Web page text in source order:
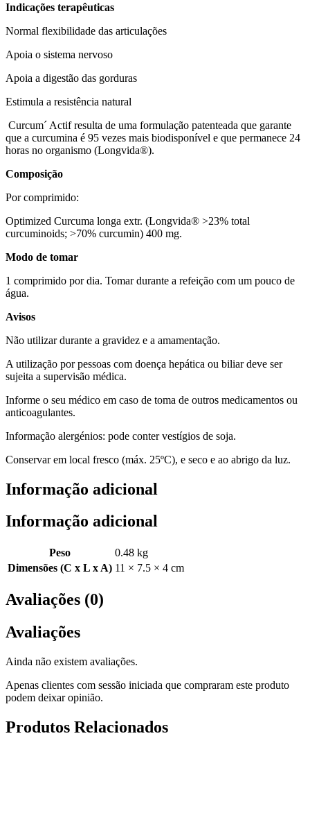
Indicações terapêuticas
Normal flexibilidade das articulações
Apoia o sistema nervoso
Apoia a digestão das gorduras
Estimula a resistência natural
Curcum´ Actif resulta de uma formulação patenteada que garante
que a curcumina é 95 vezes mais biodisponível e que permanece 24
horas no organismo (Longvida®).
Composição
Por comprimido:
Optimized Curcuma longa extr. (Longvida® >23% total
curcuminoids; >70% curcumin) 400 mg.
Modo de tomar
1 comprimido por dia. Tomar durante a refeição com um pouco de
água.
Avisos
Não utilizar durante a gravidez e a amamentação.
A utilização por pessoas com doença hepática ou biliar deve ser
sujeita a supervisão médica.
Informe o seu médico em caso de toma de outros medicamentos ou
anticoagulantes.
Informação alergénios: pode conter vestígios de soja.
Conservar em local fresco (máx. 25ºC), e seco e ao abrigo da luz.
Informação adicional
Informação adicional
Peso
0.48 kg
Dimensões (C x L x A) 11 × 7.5 × 4 cm
Avaliações (0)
Avaliações
Ainda não existem avaliações.
Apenas clientes com sessão iniciada que compraram este produto
podem deixar opinião.
Produtos Relacionados